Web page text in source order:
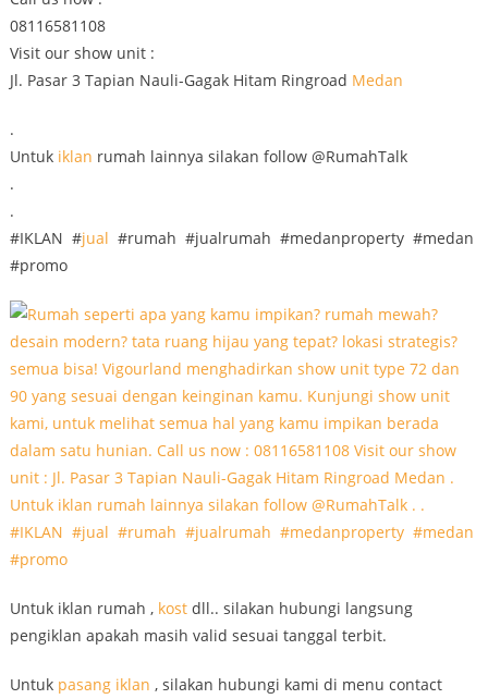
08116581108
Visit our show unit :
Jl. Pasar 3 Tapian Nauli-Gagak Hitam Ringroad Medan
.
Untuk iklan rumah lainnya silakan follow @RumahTalk
.
.
#IKLAN #jual #rumah #jualrumah #medanproperty #medan
#promo
Untuk iklan rumah , kostdll.. silakan hubungi langsung
pengiklan apakah masih valid sesuai tanggal terbit.
Untuk pasang iklan , silakan hubungi kami di menu contact